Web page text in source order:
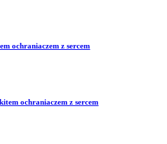
ochraniaczem z sercem
ochraniaczem z sercem